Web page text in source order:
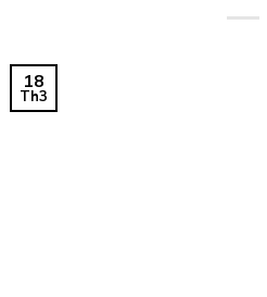
18
Th3